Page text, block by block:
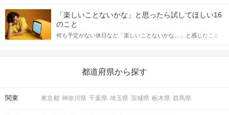
合にどのような行動に繋げるべきかをご紹介していきます。
しかし、中には「どう誘ったらいいの？」とお困りの男性もいら
っしゃるのではないでしょうか。 そこで今回は、男性から女性へ
送るLINEでのデートの誘い方のコツをご紹介します。例文も混じ
えながら解説するので、ぜひ参考にしてください。
「楽しいことないかな」と思ったら試してほしい16
のこと
何も予定がない休日など「楽しいことないかな…」と感じたこと
の楽しいことアイデアを集めました♪ いままさに楽しいことを探し
都道府県から探す
関東 東京都 神奈川県 千葉県 埼玉県 茨城県 栃木県 群馬県